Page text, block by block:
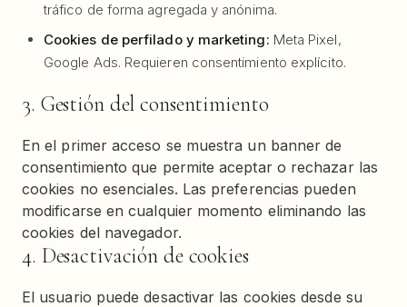
tráfico de forma agregada y anónima.
Cookies de perfilado y marketing: Meta Pixel,
Google Ads. Requieren consentimiento explícito.
3. Gestión del consentimiento
En el primer acceso se muestra un banner de
consentimiento que permite aceptar o rechazar las
cookies no esenciales. Las preferencias pueden
modificarse en cualquier momento eliminando las
cookies del navegador.
4. Desactivación de cookies
El usuario puede desactivar las cookies desde su